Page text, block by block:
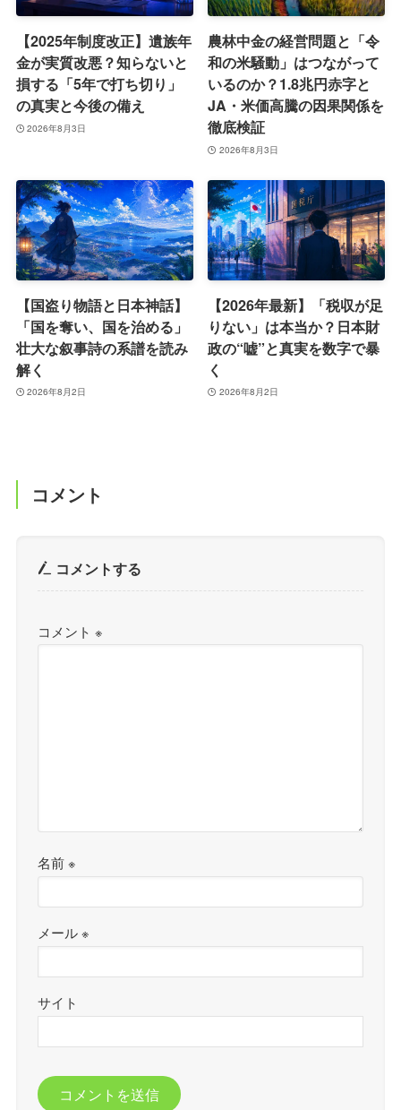
【2025年制度改正】遺族年
金が実質改悪？知らないと
損する「5年で打ち切り」
の真実と今後の備え
2026年8月3日
農林中金の経営問題と「令
和の米騒動」はつながって
いるのか？1.8兆円赤字と
JA・米価高騰の因果関係を
徹底検証
2026年8月3日
【国盗り物語と日本神話】
「国を奪い、国を治める」
壮大な叙事詩の系譜を読み
解く
2026年8月2日
【2026年最新】「税収が足
りない」は本当か？日本財
政の“嘘”と真実を数字で暴
く
2026年8月2日
コメント
コメントする
コメント※
名前※
メール※
サイト